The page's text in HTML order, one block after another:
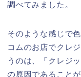
調べてみました。
そのような感じで
コムのお店でクレ
うのは、「クレジ
の原因であること